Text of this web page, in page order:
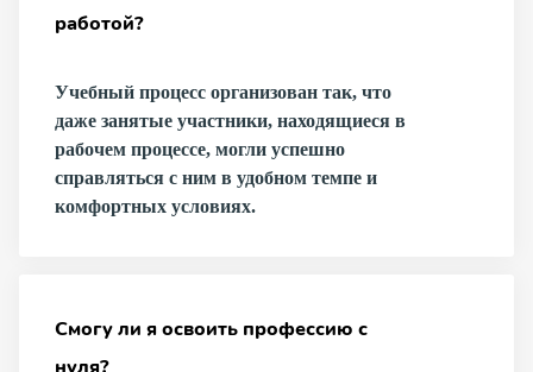
работой?
Учебный процесс организован так, что
даже занятые участники, находящиеся в
рабочем процессе, могли успешно
справляться с ним в удобном темпе и
комфортных условиях.
Смогу ли я освоить профессию с